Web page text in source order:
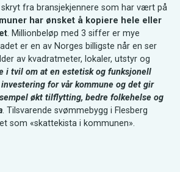
fra bransjekjennere som har vært på
har ønsket å kopiere hele eller
. Millionbeløp med 3 siffer er mye
er en av Norges billigste når en ser
av kvadratmeter, lokaler, utstyr og
i tvil om at en estetisk og funksjonell
for vår kommune og det gir
økt tilflytting, bedre folkehelse og
. Tilsvarende svømmebygg i Flesberg
som «skattekista i kommunen».